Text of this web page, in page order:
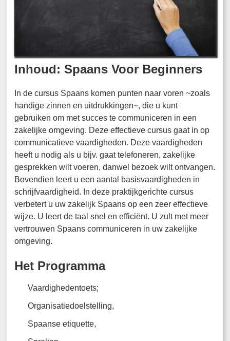
Inhoud: Spaans Voor Beginners
In de cursus Spaans komen punten naar voren ~zoals
handige zinnen en uitdrukkingen~, die u kunt
gebruiken om met succes te communiceren in een
zakelijke omgeving. Deze effectieve cursus gaat in op
communicatieve vaardigheden. Deze vaardigheden
heeft u nodig als u bijv. gaat telefoneren, zakelijke
gesprekken wilt voeren, danwel bezoek wilt ontvangen.
Bovendien leert u een aantal basisvaardigheden in
schrijfvaardigheid. In deze praktijkgerichte cursus
verbetert u uw zakelijk Spaans op een zeer effectieve
wijze. U leert de taal snel en efficiënt. U zult met meer
vertrouwen Spaans communiceren in uw zakelijke
omgeving.
Het Programma
Vaardighedentoets;
Organisatiedoelstelling,
Spaanse etiquette,